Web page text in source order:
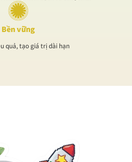
Bền vững
quả, tạo giá trị dài hạn